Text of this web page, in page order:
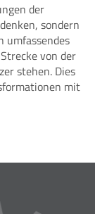
der
sondern
umfassendes
von der
stehen. Dies
mit